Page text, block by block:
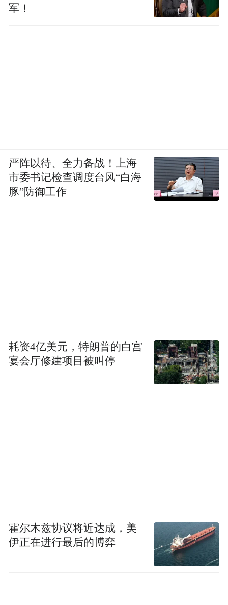
军！
严阵以待、全力备战！上海
市委书记检查调度台风“白海
豚”防御工作
耗资4亿美元，特朗普的白宫
宴会厅修建项目被叫停
霍尔木兹协议将近达成，美
伊正在进行最后的博弈